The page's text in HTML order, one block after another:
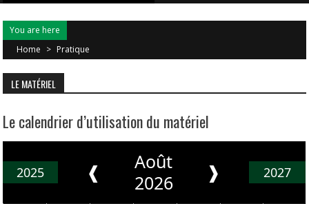
You are here
Home > Pratique
LE MATÉRIEL
Le calendrier d’utilisation du matériel
2025 ❰
Août
2026
❱ 2027